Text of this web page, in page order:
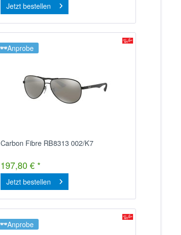
Jetzt bestellen
Anprobe
Carbon Fibre RB8313 002/K7
197,80 € *
Jetzt bestellen
Anprobe